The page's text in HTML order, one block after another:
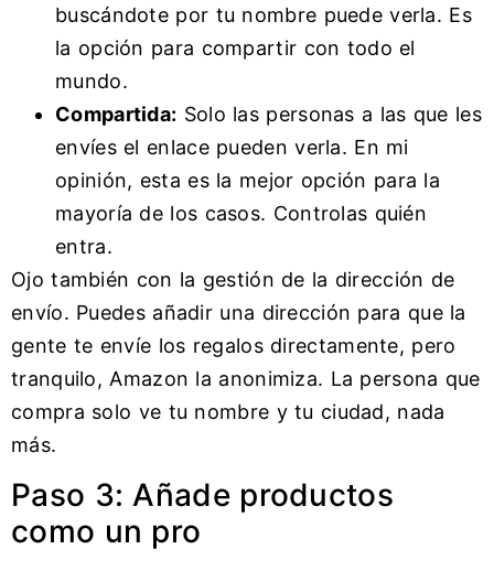
buscándote por tu nombre puede verla. Es
la opción para compartir con todo el
mundo.
Compartida: Solo las personas a las que les
envíes el enlace pueden verla. En mi
opinión, esta es la mejor opción para la
mayoría de los casos. Controlas quién
entra.
Ojo también con la gestión de la dirección de
envío. Puedes añadir una dirección para que la
gente te envíe los regalos directamente, pero
tranquilo, Amazon la anonimiza. La persona que
compra solo ve tu nombre y tu ciudad, nada
más.
Paso 3: Añade productos
como un pro